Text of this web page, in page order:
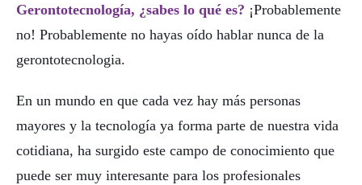
Gerontotecnología, ¿sabes lo qué es? ¡Probablemente
no! Probablemente no hayas oído hablar nunca de la
gerontotecnologia.
En un mundo en que cada vez hay más personas
mayores y la tecnología ya forma parte de nuestra vida
cotidiana, ha surgido este campo de conocimiento que
puede ser muy interesante para los profesionales